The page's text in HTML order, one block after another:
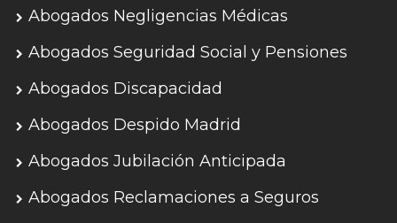
Abogados Negligencias Médicas
Abogados Seguridad Social y Pensiones
Abogados Discapacidad
Abogados Despido Madrid
Abogados Jubilación Anticipada
Abogados Reclamaciones a Seguros